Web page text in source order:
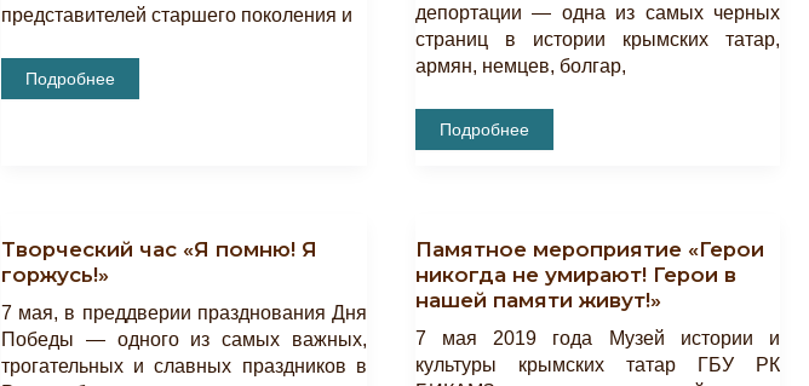
представителей старшего поколения и
Состоялся
Творческий
Подробнее
депортации — одна из самых черных
страниц в истории крымских татар,
армян, немцев, болгар,
Открытие
Выставки
Памяти
Депортации
Народов
Подробнее
Творческий час «Я помню! Я
горжусь!»
7 мая, в преддверии празднования Дня
Победы — одного из самых важных,
трогательных и славных праздников в
Памятное мероприятие «Герои
никогда не умирают! Герои в
нашей памяти живут!»
7 мая 2019 года Музей истории и
культуры крымских татар ГБУ РК